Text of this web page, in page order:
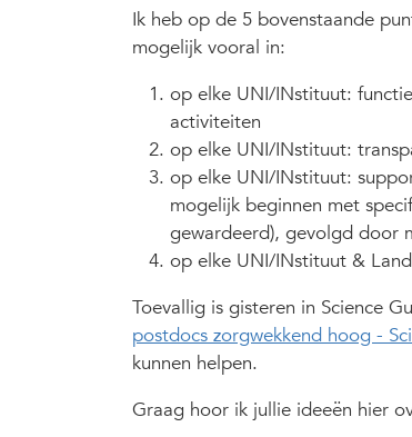
Ik heb op de 5 bovenstaande
mogelijk vooral in:
op elke UNI/INstituut:
activiteiten
op elke UNI/INstituut:
op elke UNI/INstituut:
mogelijk beginnen met
gewardeerd), gevolgd door
op elke UNI/INstituut &
Toevallig is gisteren in Science
postdocs zorgwekkend hoog -
kunnen helpen.
Graag hoor ik jullie ideeën hier